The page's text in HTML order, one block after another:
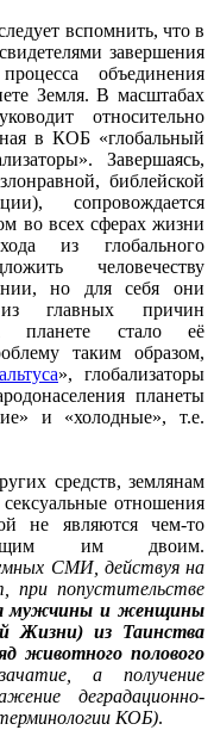
вспомнить, что в
завершения
объединения
Земля. В масштабах
относительно
в КОБ «глобальный
Завершаясь,
библейской
сопровождается
во всех сферах жизни
из глобального
человечеству
но для себя они
главных причин
планете стало её
таким образом,
», глобализаторы
планеты
и «холодные», т.е.
средств, землянам
отношения
не являются чем-то
им двоим.
СМИ, действуя на
при попустительстве
мужчины и женщины
Жизни) из Таинства
животного полового
а получение
деградационно-
КОБ).